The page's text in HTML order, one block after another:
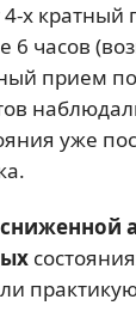
х кратный
6 часов
прием
уже
сниженной